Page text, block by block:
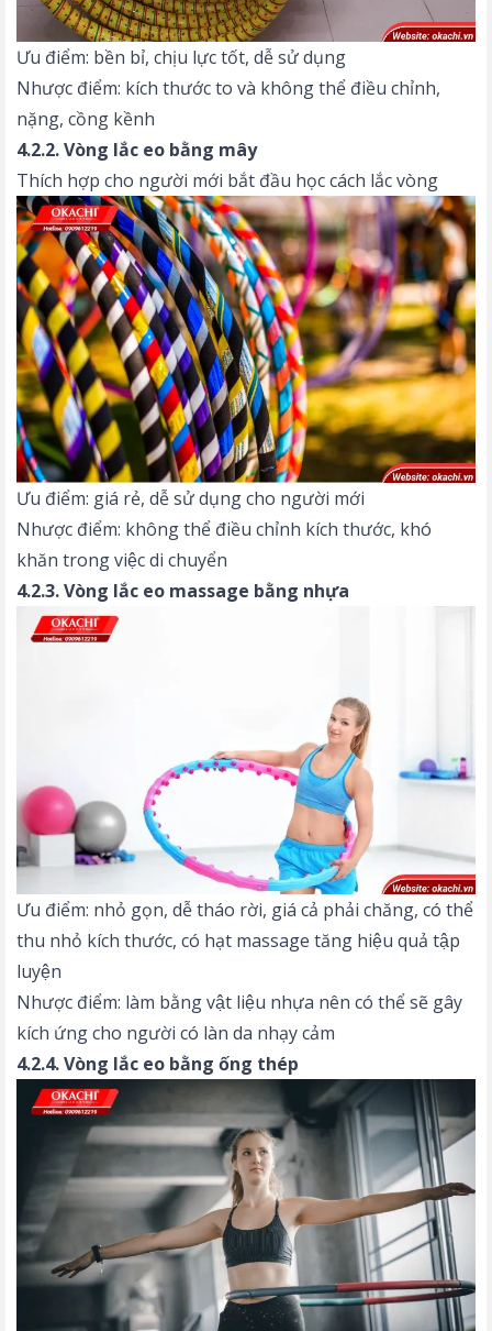
Ưu điểm: bền bỉ, chịu lực tốt, dễ sử dụng
Nhược điểm: kích thước to và không thể điều chỉnh,
nặng, cồng kềnh
4.2.2. Vòng lắc eo bằng mây
Thích hợp cho người mới bắt đầu học cách lắc vòng
Ưu điểm: giá rẻ, dễ sử dụng cho người mới
Nhược điểm: không thể điều chỉnh kích thước, khó
khăn trong việc di chuyển
4.2.3. Vòng lắc eo massage bằng nhựa
Ưu điểm: nhỏ gọn, dễ tháo rời, giá cả phải chăng, có thể
thu nhỏ kích thước, có hạt massage tăng hiệu quả tập
luyện
Nhược điểm: làm bằng vật liệu nhựa nên có thể sẽ gây
kích ứng cho người có làn da nhạy cảm
4.2.4. Vòng lắc eo bằng ống thép